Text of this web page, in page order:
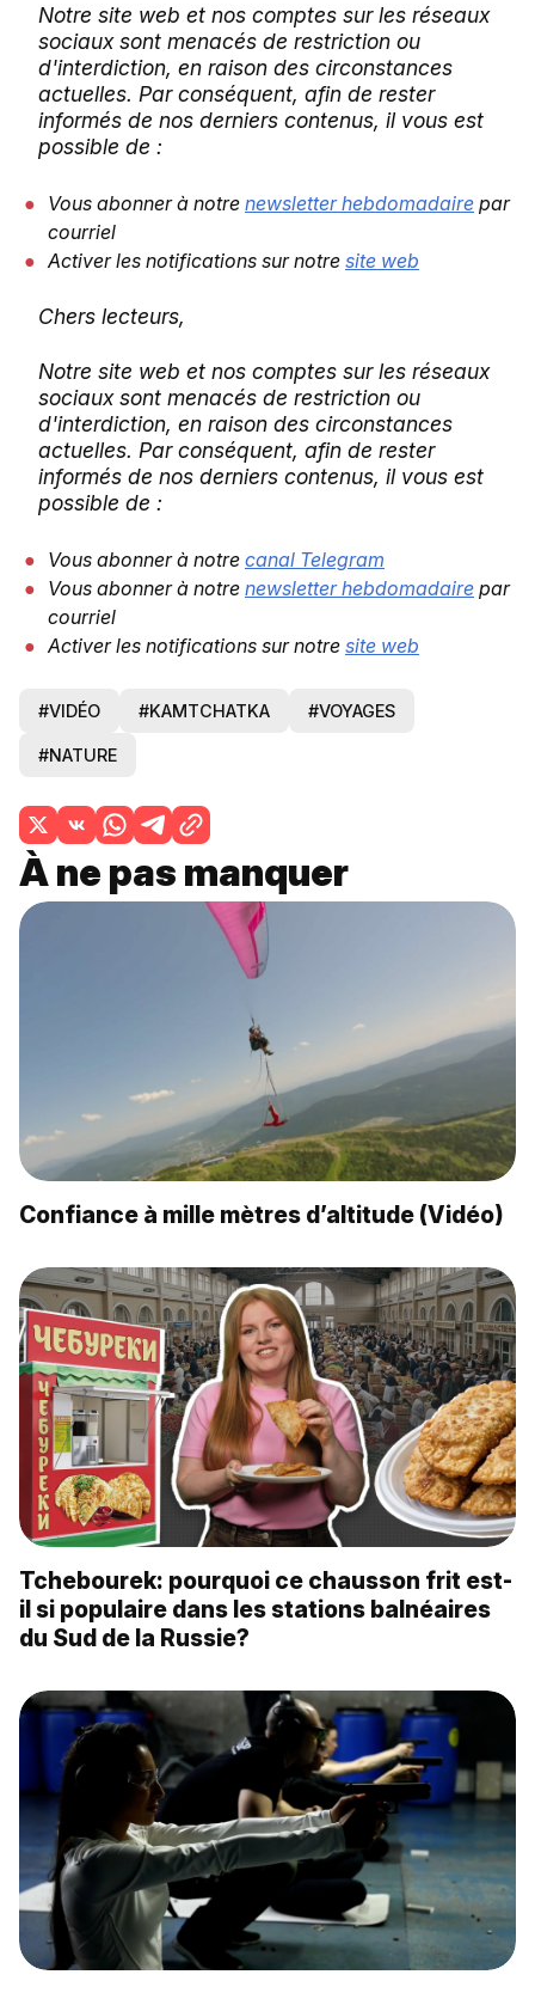
Notre site web et nos comptes sur les réseaux
sociaux sont menacés de restriction ou
d'interdiction, en raison des circonstances
actuelles. Par conséquent, afin de rester
informés de nos derniers contenus, il vous est
possible de :
Vous abonner à notre newsletter hebdomadaire par
courriel
Activer les notifications sur notre site web
Chers lecteurs,
Notre site web et nos comptes sur les réseaux
sociaux sont menacés de restriction ou
d'interdiction, en raison des circonstances
actuelles. Par conséquent, afin de rester
informés de nos derniers contenus, il vous est
possible de :
Vous abonner à notre canal Telegram
Vous abonner à notre newsletter hebdomadaire par
courriel
Activer les notifications sur notre site web
#VIDÉO #KAMTCHATKA #VOYAGES
#NATURE
À ne pas manquer
Confiance à mille mètres d’altitude (Vidéo)
Tchebourek: pourquoi ce chausson frit est-
il si populaire dans les stations balnéaires
du Sud de la Russie?